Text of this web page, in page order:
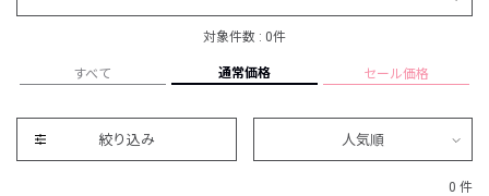
対象件数 : 0件
すべて 通常価格 セール価格
絞り込み 人気順
0 件